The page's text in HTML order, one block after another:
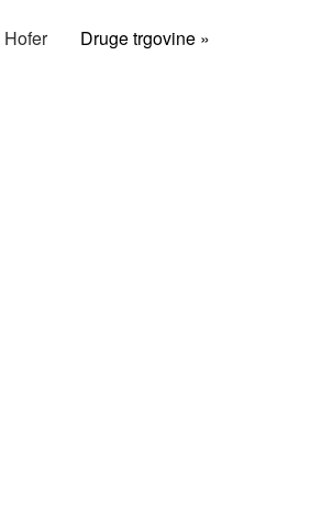
Hofer Druge trgovine »